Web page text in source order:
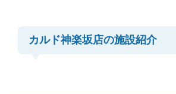
カルド神楽坂店の施設紹介